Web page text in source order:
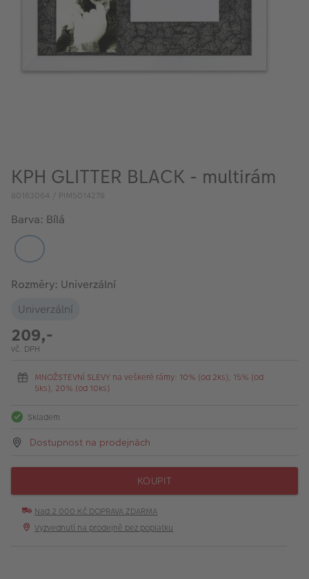
VÝPRODEJ
FOTO BAZAR
KPH GLITTER BLACK - multirám
80163064 / PIM5014278
Barva: Bílá
Rozměry: Univerzální
Univerzální
209,-
vč. DPH
MNOŽSTEVNÍ SLEVY na veškeré rámy: 10% (od 2ks), 15% (od
5ks), 20% (od 10ks)
Skladem
Dostupnost na prodejnách
KOUPIT
Nad 2 000 Kč DOPRAVA ZDARMA
Vyzvednutí na prodejně bez poplatku